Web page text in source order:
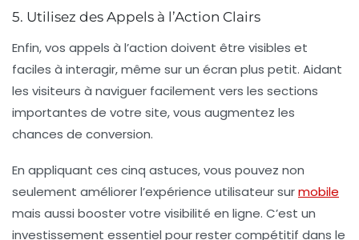
5. Utilisez des Appels à l’Action Clairs
Enfin, vos appels à l’action doivent être visibles et
faciles à interagir, même sur un écran plus petit. Aidant
les visiteurs à naviguer facilement vers les sections
importantes de votre site, vous augmentez les
chances de conversion.
En appliquant ces cinq astuces, vous pouvez non
seulement améliorer l’expérience utilisateur surmobile
mais aussi booster votre visibilité en ligne. C’est un
investissement essentiel pour rester compétitif dans le